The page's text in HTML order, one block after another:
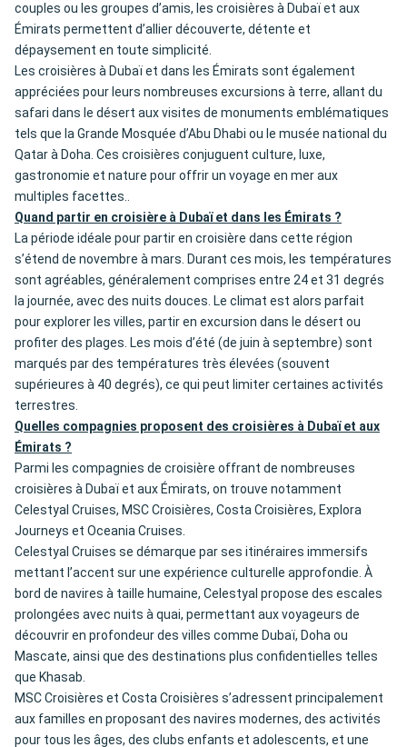
couples ou les groupes d’amis, les croisières à Dubaï et aux
Émirats permettent d’allier découverte, détente et
dépaysement en toute simplicité.
Les croisières à Dubaï et dans les Émirats sont également
appréciées pour leurs nombreuses excursions à terre, allant du
safari dans le désert aux visites de monuments emblématiques
tels que la Grande Mosquée d’Abu Dhabi ou le musée national du
Qatar à Doha. Ces croisières conjuguent culture, luxe,
gastronomie et nature pour offrir un voyage en mer aux
multiples facettes..
Quand partir en croisière à Dubaï et dans les Émirats ?
La période idéale pour partir en croisière dans cette région
s’étend de novembre à mars. Durant ces mois, les températures
sont agréables, généralement comprises entre 24 et 31 degrés
la journée, avec des nuits douces. Le climat est alors parfait
pour explorer les villes, partir en excursion dans le désert ou
profiter des plages. Les mois d’été (de juin à septembre) sont
marqués par des températures très élevées (souvent
supérieures à 40 degrés), ce qui peut limiter certaines activités
terrestres.
Quelles compagnies proposent des croisières à Dubaï et aux
Émirats ?
Parmi les compagnies de croisière offrant de nombreuses
croisières à Dubaï et aux Émirats, on trouve notamment
Celestyal Cruises, MSC Croisières, Costa Croisières, Explora
Journeys et Oceania Cruises.
Celestyal Cruises se démarque par ses itinéraires immersifs
mettant l’accent sur une expérience culturelle approfondie. À
bord de navires à taille humaine, Celestyal propose des escales
prolongées avec nuits à quai, permettant aux voyageurs de
découvrir en profondeur des villes comme Dubaï, Doha ou
Mascate, ainsi que des destinations plus confidentielles telles
que Khasab.
MSC Croisières et Costa Croisières s’adressent principalement
aux familles en proposant des navires modernes, des activités
pour tous les âges, des clubs enfants et adolescents, et une